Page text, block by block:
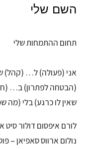
השם שלי
תחום ההתמחות שלי
אני (פעולה) ל… (קהל)
(הבטחה לפתרון) ב…
שאין לו כרגע) בלי (מה
לורם איפסום דולור סיט
נולום ארווס סאפיאן –